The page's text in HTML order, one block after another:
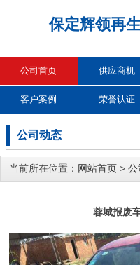
保定辉领再
公司首页 供应商机
客户案例 荣誉认证
公司动态
当前所在位置： 网站首页 > 公
蓉城报废